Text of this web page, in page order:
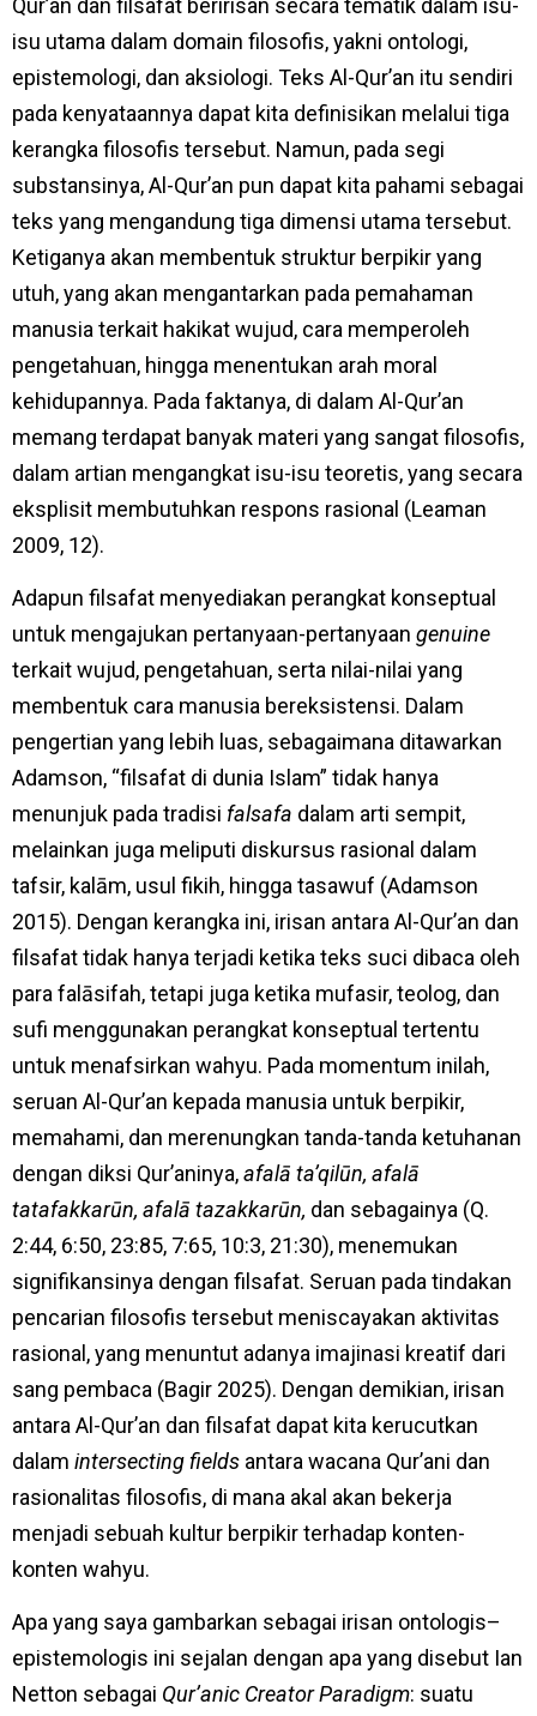
Qur’an dan filsafat beririsan secara tematik dalam isu-
isu utama dalam domain filosofis, yakni ontologi,
epistemologi, dan aksiologi. Teks Al-Qur’an itu sendiri
pada kenyataannya dapat kita definisikan melalui tiga
kerangka filosofis tersebut. Namun, pada segi
substansinya, Al-Qur’an pun dapat kita pahami sebagai
teks yang mengandung tiga dimensi utama tersebut.
Ketiganya akan membentuk struktur berpikir yang
utuh, yang akan mengantarkan pada pemahaman
manusia terkait hakikat wujud, cara memperoleh
pengetahuan, hingga menentukan arah moral
kehidupannya. Pada faktanya, di dalam Al-Qur’an
memang terdapat banyak materi yang sangat filosofis,
dalam artian mengangkat isu-isu teoretis, yang secara
eksplisit membutuhkan respons rasional (Leaman
2009, 12).
Adapun filsafat menyediakan perangkat konseptual
untuk mengajukan pertanyaan-pertanyaan genuine
terkait wujud, pengetahuan, serta nilai-nilai yang
membentuk cara manusia bereksistensi. Dalam
pengertian yang lebih luas, sebagaimana ditawarkan
Adamson, “filsafat di dunia Islam” tidak hanya
menunjuk pada tradisi falsafa dalam arti sempit,
melainkan juga meliputi diskursus rasional dalam
tafsir, kalām, usul fikih, hingga tasawuf (Adamson
2015). Dengan kerangka ini, irisan antara Al-Qur’an dan
filsafat tidak hanya terjadi ketika teks suci dibaca oleh
para falāsifah, tetapi juga ketika mufasir, teolog, dan
sufi menggunakan perangkat konseptual tertentu
untuk menafsirkan wahyu. Pada momentum inilah,
seruan Al-Qur’an kepada manusia untuk berpikir,
memahami, dan merenungkan tanda-tanda ketuhanan
dengan diksi Qur’aninya,afalā ta’qilūn, afalā
tatafakkarūn, afalā tazakkarūn, dan sebagainya (Q.
2:44, 6:50, 23:85, 7:65, 10:3, 21:30), menemukan
signifikansinya dengan filsafat. Seruan pada tindakan
pencarian filosofis tersebut meniscayakan aktivitas
rasional, yang menuntut adanya imajinasi kreatif dari
sang pembaca (Bagir 2025). Dengan demikian, irisan
antara Al-Qur’an dan filsafat dapat kita kerucutkan
dalam intersecting fields antara wacana Qur’ani dan
rasionalitas filosofis, di mana akal akan bekerja
menjadi sebuah kultur berpikir terhadap konten-
konten wahyu.
Apa yang saya gambarkan sebagai irisan ontologis–
epistemologis ini sejalan dengan apa yang disebut Ian
Netton sebagai Qur’anic Creator Paradigm: suatu